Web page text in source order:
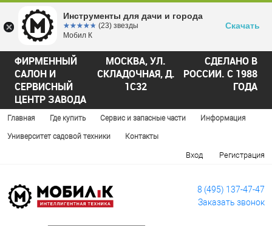
ФИРМЕННЫЙ
САЛОН И
СЕРВИСНЫЙ
ЦЕНТР ЗАВОДА
МОСКВА, УЛ.
СКЛАДОЧНАЯ, Д.
1С32
СДЕЛАНО В
РОССИИ. С 1988
ГОДА
Главная Где купить Сервис и запасные части Информация
Университет садовой техники Контакты
Вход Регистрация
8 (495) 137-47-47
Заказать звонок
Инструменты для дачи и города
☆☆☆☆☆
★★★★★ (23) звезды
Мобил К
Скачать